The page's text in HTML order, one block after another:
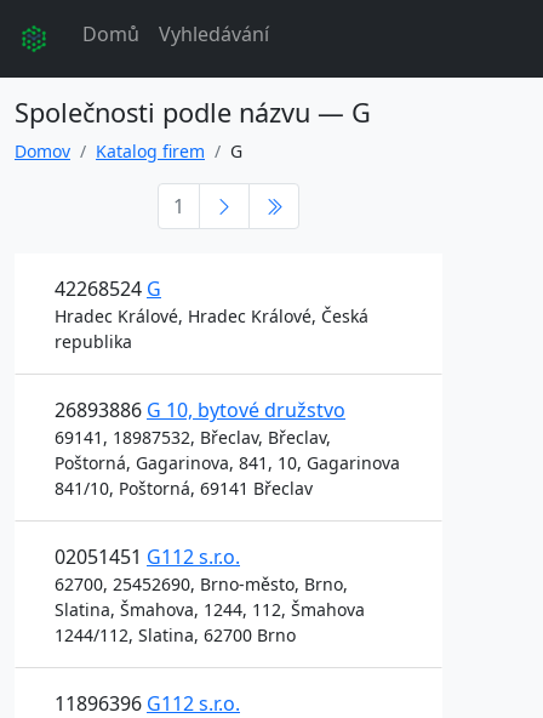
Domů Vyhledávání
Společnosti podle názvu — G
Domov Katalog firem G
1
42268524 G
Hradec Králové, Hradec Králové, Česká
republika
26893886 G 10, bytové družstvo
69141, 18987532, Břeclav, Břeclav,
Poštorná, Gagarinova, 841, 10, Gagarinova
841/10, Poštorná, 69141 Břeclav
02051451 G112 s.r.o.
62700, 25452690, Brno-město, Brno,
Slatina, Šmahova, 1244, 112, Šmahova
1244/112, Slatina, 62700 Brno
11896396 G112 s.r.o.